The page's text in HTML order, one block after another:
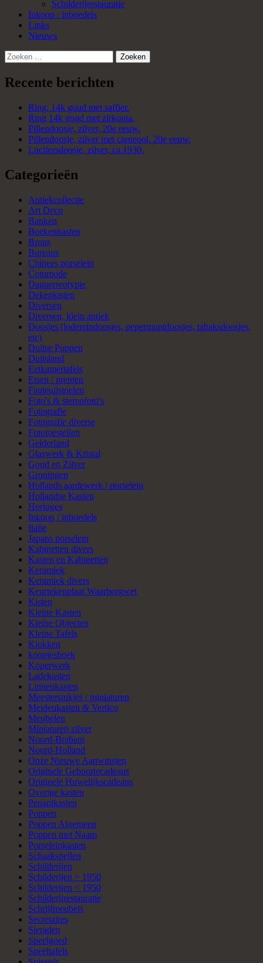
Schilderijrestauratie
Inkoop / inboedels
Links
Nieuws
Zoeken
naar:
Recente berichten
Ring, 14k goud met saffier.
Ring 14k goud met zirkonia.
Pillendoosje, zilver, 20e eeuw.
Pillendoosje, zilver met carneool, 20e eeuw.
Lucifersdoosje, zilver, ca.1930.
Categorieën
Antiekcollectie
Art Deco
Banken
Boekenkasten
Brons
Bureaus
Chinees porselein
Commode
Daguerreotypie
Dekenkisten
Diversen
Diversen, klein antiek
Doosjes (lodereindoosjes, pepermuntdoosjes, tabaksdoosjes,
etc)
Duitse Poppen
Duitsland
Eetkamertafels
Etsen / prenten
Fauteuilstoelen
Foto's & stereofoto's
Fotografie
Fotografie diverse
Fototoestellen
Gelderland
Glaswerk & Kristal
Goud en Zilver
Groningen
Hollands aardewerk / porselein
Hollandse Kasten
Horloges
Inkoop / inboedels
Italie
Japans porselein
Kabinetten divers
Kasten en Kabinetten
Keramiek
Keramiek divers
Keurtekenplaat Waarborgwet
Kisten
Kleine Kasten
Kleine Objecten
Kleine Tafels
Klokken
koopjeshoek
Koperwerk
Ladekasten
Linnenkasten
Meesterstukjes / miniaturen
Meidenkasten & Vertico
Meubelen
Miniaturen zilver
Noord-Brabant
Noord-Holland
Onze Nieuwe Aanwinsten
Originele Geboortecadeaus
Originele Huwelijkscadeaus
Overige kasten
Penantkasten
Poppen
Poppen Algemeen
Poppen met Naam
Porseleinkasten
Schaakspellen
Schilderijen
Schilderijen > 1950
Schilderijen < 1950
Schilderijrestauratie
Schrijfmeubels
Secretaires
Sieraden
Speelgoed
Speeltafels